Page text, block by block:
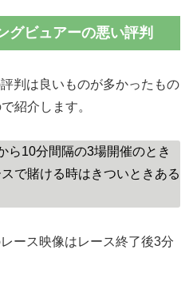
グビュアーの悪い評判
判は良いものが多かったもの
紹介します。
ら10分間隔の3場開催のとき
で賭ける時はきついときある
ース映像はレース終了後3分